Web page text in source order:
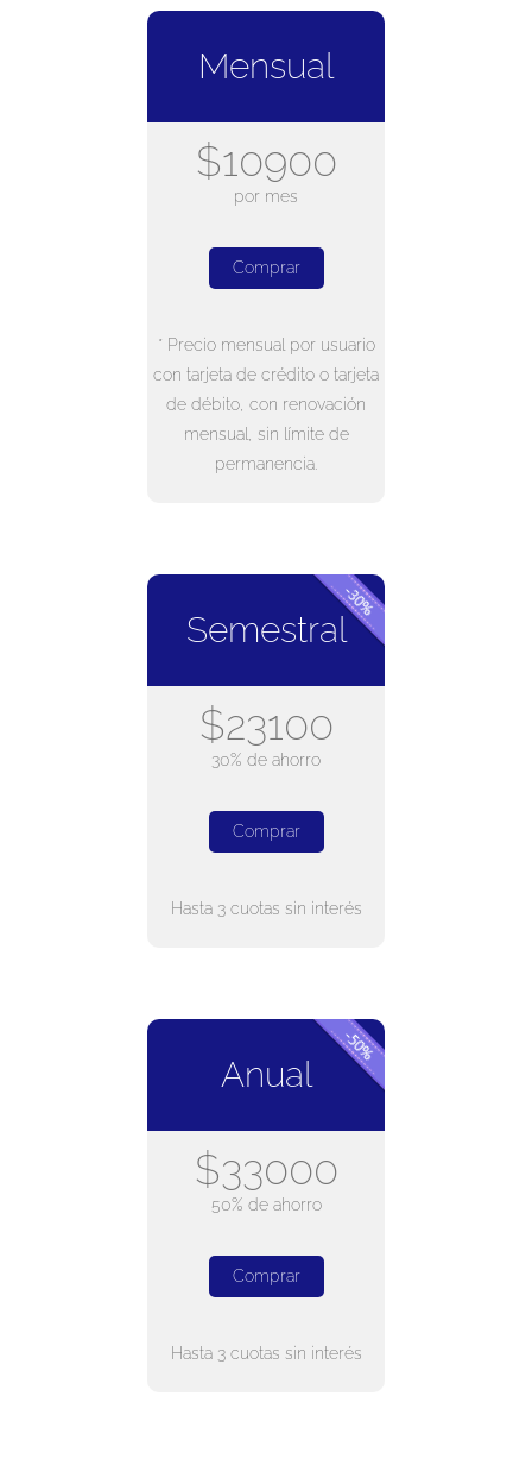
Mensual
$10900
por mes
Comprar
* Precio mensual por usuario
con tarjeta de crédito o tarjeta
de débito, con renovación
mensual, sin límite de
permanencia.
Semestral
$23100
30% de ahorro
Comprar
Hasta 3 cuotas sin interés
Anual
$33000
50% de ahorro
Comprar
Hasta 3 cuotas sin interés